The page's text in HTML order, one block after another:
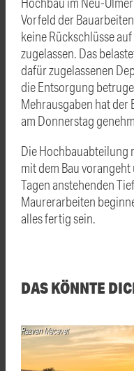
Vorfeld der
keine Rückschlüsse
zugelassen. Das
dafür zugelassenen
die Entsorgung
Mehrausgaben hat der
am Donnerstag
Die Hochbauabteilung
mit dem Bau
Tagen anstehenden
Maurerarbeiten
alles fertig sein.
DAS KÖNNTE
Razvan Macavei